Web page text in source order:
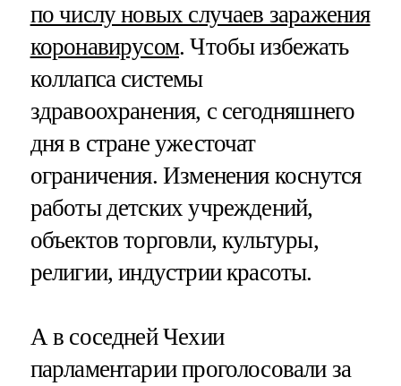
по числу новых случаев заражения
коронавирусом. Чтобы избежать
коллапса системы
здравоохранения, с сегодняшнего
дня в стране ужесточат
ограничения. Изменения коснутся
работы детских учреждений,
объектов торговли, культуры,
религии, индустрии красоты.
А в соседней Чехии
парламентарии проголосовали за